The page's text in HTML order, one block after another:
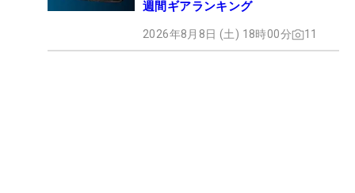
週間ギアランキング
2026年8月8日 (土) 18時00分 11